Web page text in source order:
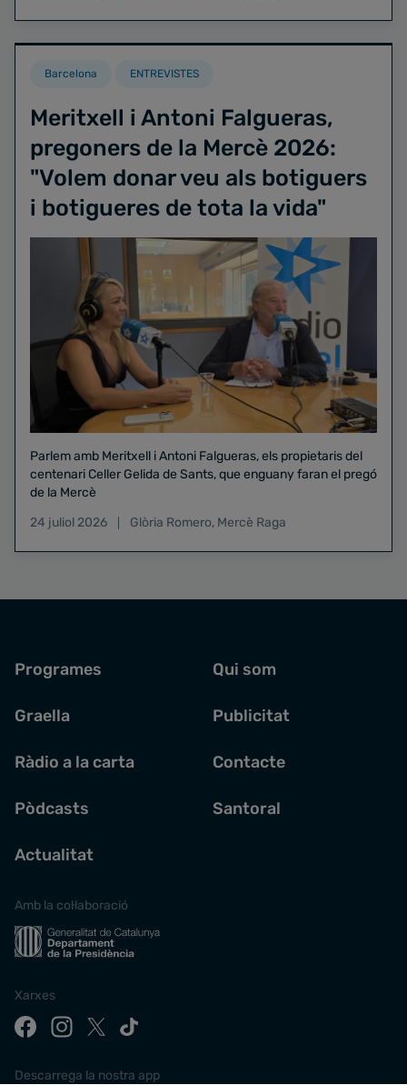
Barcelona ENTREVISTES
Meritxell i Antoni Falgueras,
pregoners de la Mercè 2026:
"Volem donar veu als botiguers
i botigueres de tota la vida"
Parlem amb Meritxell i Antoni Falgueras, els propietaris del
centenari Celler Gelida de Sants, que enguany faran el pregó
de la Mercè
24 juliol 2026
Glòria Romero, Mercè Raga
Programes
Graella
Ràdio a la carta
Pòdcasts
Actualitat
Qui som
Publicitat
Contacte
Santoral
Amb la col·laboració
Xarxes
Descarrega la nostra app